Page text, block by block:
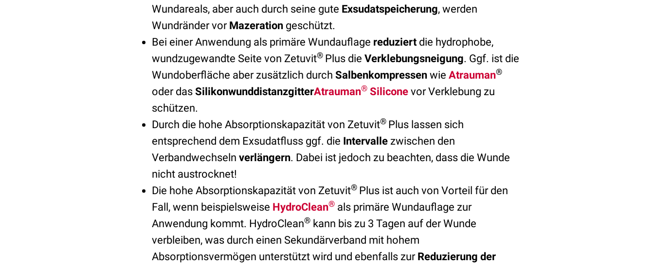
Wundareals, aber auch durch seine gute Exsudatspeicherung, werden
Wundränder vor Mazeration geschützt.
Bei einer Anwendung als primäre Wundauflage reduziert die hydrophobe,
wundzugewandte Seite von Zetuvit® Plus die Verklebungsneigung. Ggf. ist die
Wundoberfläche aber zusätzlich durch Salbenkompressen wie Atrauman®
oder das SilikonwunddistanzgitterAtrauman® Silicone vor Verklebung zu
schützen.
Durch die hohe Absorptionskapazität von Zetuvit® Plus lassen sich
entsprechend dem Exsudatfluss ggf. die Intervalle zwischen den
Verbandwechseln verlängern. Dabei ist jedoch zu beachten, dass die Wunde
nicht austrocknet!
Die hohe Absorptionskapazität von Zetuvit® Plus ist auch von Vorteil für den
Fall, wenn beispielsweise HydroClean® als primäre Wundauflage zur
Anwendung kommt. HydroClean® kann bis zu 3 Tagen auf der Wunde
verbleiben, was durch einen Sekundärverband mit hohem
Absorptionsvermögen unterstützt wird und ebenfalls zur Reduzierung der